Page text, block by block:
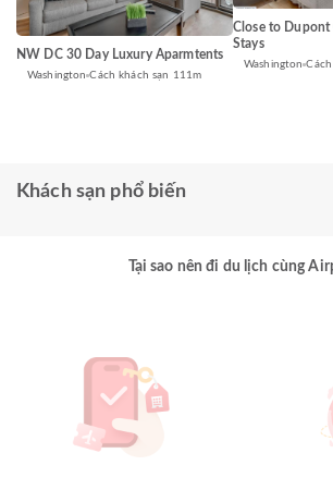
NW DC 30 Day Luxury Aparmtents
Washington Cách khách sạn 111m
Close to Dupont
Stays
Washington
Khách sạn phổ biến
Tại sao nên đi du lịch cùng